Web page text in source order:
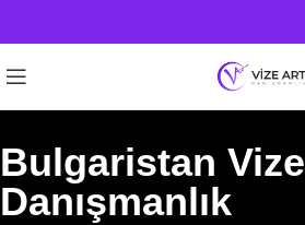
Bulgaristan Vize
Danışmanlık